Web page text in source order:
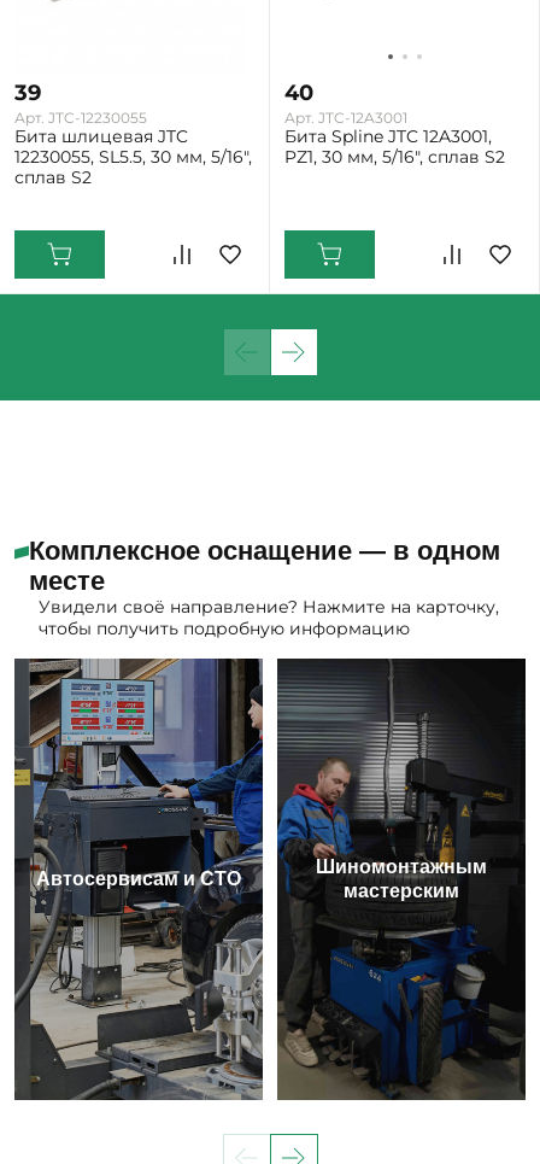
39
Арт. JTC-12230055
Бита шлицевая JTC
12230055, SL5.5, 30 мм, 5/16",
сплав S2
40
Арт. JTC-12A3001
Бита Spline JTC 12A3001,
PZ1, 30 мм, 5/16", сплав S2
Комплексное оснащение — в одном
месте
Увидели своё направление? Нажмите на карточку,
чтобы получить подробную информацию
Автосервисам и СТО
Шиномонтажным
мастерским